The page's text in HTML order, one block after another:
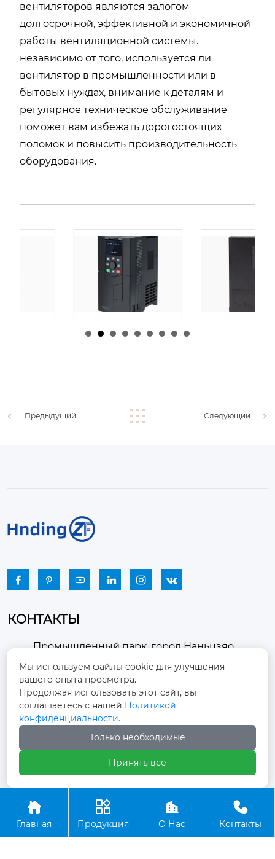
вентиляторов являются залогом
долгосрочной, эффективной и экономичной
работы вентиляционной системы.
независимо от того, используется ли
вентилятор в промышленности или в
бытовых нуждах, внимание к деталям и
регулярное техническое обслуживание
поможет вам избежать дорогостоящих
поломок и повысить производительность
оборудования.
由 admin |30 1 月,
2026
由 admin |29 1 月,
Предыдущий Следующий
     
КОНТАКТЫ

Промышленный парк, город Наньцзяо,
район Чжоуцунь, город Цзыбо, провинция
Шаньдун
 winston-xu@hengdingfan.com
+86-13806434669
 +86 13806434669
Copyright ©ООО Зибо Хенгдин Вентилятор

Главная

Продукция

О Нас

Контакты
Мы используем файлы cookie для улучшения
вашего опыта просмотра.
Продолжая использовать этот сайт, вы
соглашаетесь с нашей Политикой
конфиденциальности.
Только необходимые
Принять все